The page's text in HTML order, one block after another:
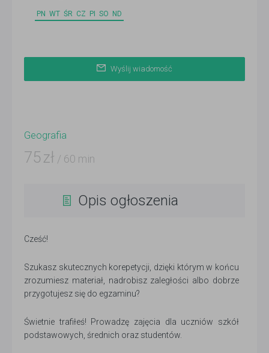
PN WT ŚR CZ PI SO ND
Wyślij wiadomość
Geografia
75 zł / 60 min
Opis ogłoszenia
Cześć!
Szukasz skutecznych korepetycji, dzięki którym w końcu
zrozumiesz materiał, nadrobisz zaległości albo dobrze
przygotujesz się do egzaminu?
Świetnie trafiłeś! Prowadzę zajęcia dla uczniów szkół
podstawowych, średnich oraz studentów.